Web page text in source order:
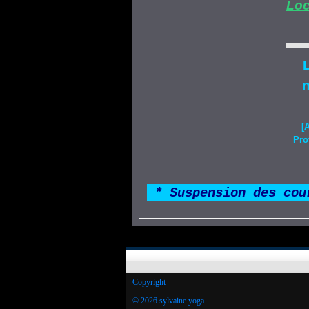
* Suspension des
Copyright
© 2026 sylvaine yoga.